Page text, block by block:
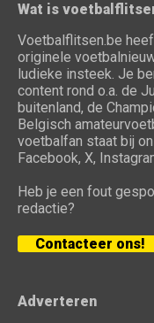
Wat is
Voetbalflitsen.be
originele
ludieke insteek. Je
content rond o.a. de
buitenland, de
Belgisch
voetbalfan staat bij
Facebook, X,
Heb je een fout
redactie?
Contacteer ons!
Adverteren